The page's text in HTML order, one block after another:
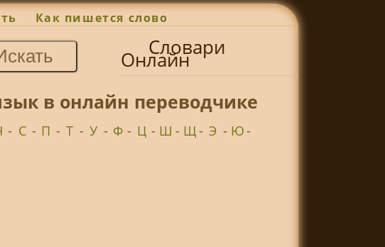
Как пишется слово
Словари
Онлайн
в онлайн переводчике
- С - П - Т - У - Ф - Ц - Ш - Щ- Э - Ю-